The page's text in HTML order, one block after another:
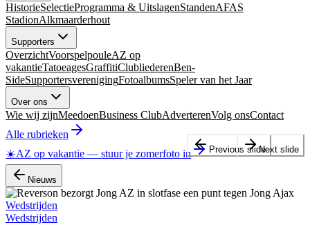
HistorieSelectieProgramma & UitslagenStandenAFAS
StadionAlkmaarderhout
Supporters
OverzichtVoorspelpouleAZ op
vakantieTatoeagesGraffitiClubliederenBen-
SideSupportersverenigingFotoalbumsSpeler van het Jaar
Over ons
Wie wij zijnMeedoenBusiness ClubAdverterenVolg onsContact
Alle rubrieken
☀️AZ op vakantie — stuur je zomerfoto in
Nieuws
Wedstrijden
Wedstrijden
Previous slideNext slide